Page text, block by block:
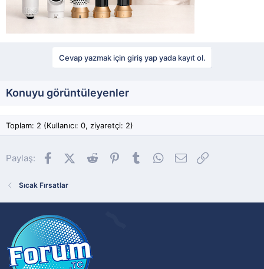
Cevap yazmak için giriş yap yada kayıt ol.
Konuyu görüntüleyenler
Toplam: 2 (Kullanıcı: 0, ziyaretçi: 2)
Paylaş: FacebookX (Twitter)
Reddit Pinterest
Tumblr WhatsApp
E-posta
Sıcak Fırsatlar